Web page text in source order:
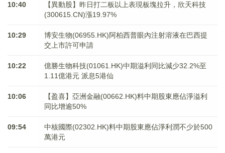
10:40
【異動股】昨日打二板以上表現板塊拉升，欣天科技
(300615.CN)漲19.97%
10:29
博安生物(06955.HK)阿柏西普眼內注射溶液在巴西提
交上市許可申請
10:22
億勝生物科技(01061.HK)中期溢利同比減少32.2%至
1.11億港元 派息5港仙
10:06
【盈喜】亞洲金融(00662.HK)料中期股東應佔淨溢利
同比增逾50%
09:54
中核國際(02302.HK)料中期股東應佔淨利潤不少於500
萬港元